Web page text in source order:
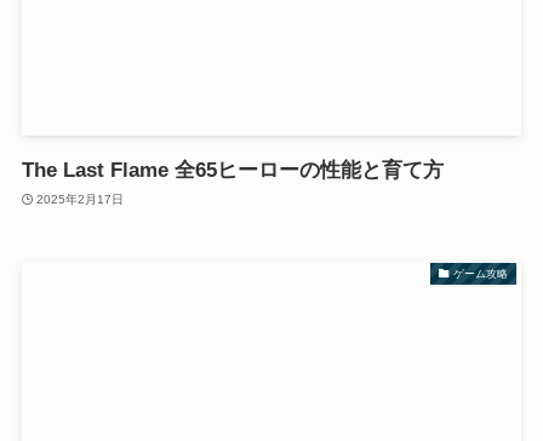
The Last Flame 全65ヒーローの性能と育て方
2025年2月17日
ゲーム攻略